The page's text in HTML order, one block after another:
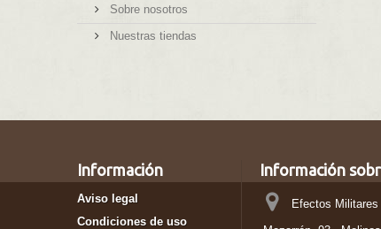
Sobre nosotros
Nuestras tiendas
Información
Aviso legal
Condiciones de uso
Información
Efectos